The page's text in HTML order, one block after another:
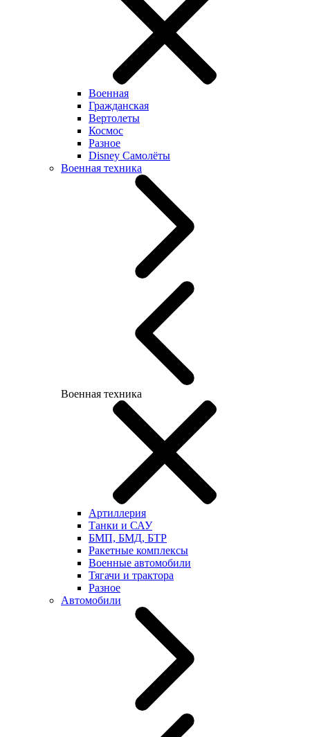
Военная
Гражданская
Вертолеты
Космос
Разное
Disney Самолёты
Военная техника
Военная техника
Артиллерия
Танки и САУ
БМП, БМД, БТР
Ракетные комплексы
Военные автомобили
Тягачи и трактора
Разное
Автомобили